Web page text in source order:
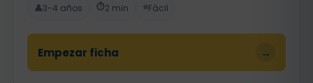
👤3-4 años ⏱️2 min ⭐Fácil
Empezar ficha →